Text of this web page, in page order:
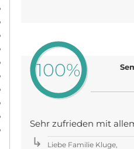
100%
Sehr zufrieden mit
Liebe Familie Kluge,